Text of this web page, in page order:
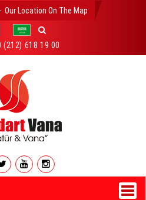
(212) 618 19 00
Our Location On The Map